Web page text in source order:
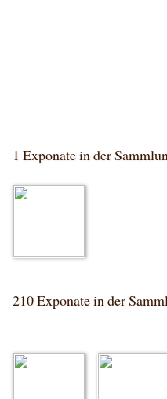
1 Exponate in der
210 Exponate in der